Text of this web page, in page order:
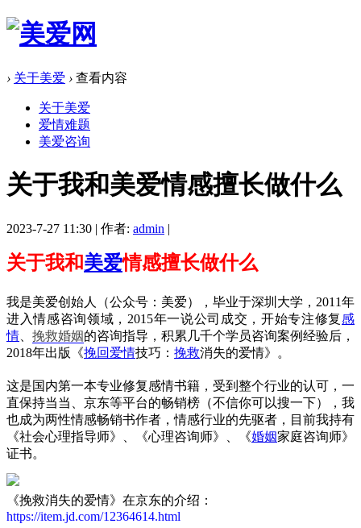
› 关于美爱 › 查看内容
关于美爱
爱情难题
美爱咨询
关于我和美爱情感擅长做什么
2023-7-27 11:30 | 作者: admin |
关于我和美爱情感擅长做什么
我是美爱创始人（公众号：美爱），毕业于深圳大学， 2011年
进入情感咨询领域， 2015年一说公司成交，开始专注修复感
情、 挽救婚姻的咨询指导，积累几千个学员咨询案例经验后，
2018年出版《挽回爱情技巧： 挽救消失的爱情》。
这是国内第一本专业修复感情书籍，受到整个行业的认可，一
直保持当当、京东等平台的畅销榜（不信你可以搜一下），我
也成为两性情感畅销书作者，情感行业的先驱者，目前我持有
《社会心理指导师》、《心理咨询师》、《婚姻家庭咨询师》
证书。
《挽救消失的爱情》在京东的介绍：
https://item.jd.com/12364614.html